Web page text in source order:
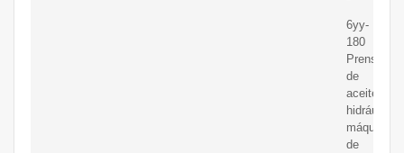
6yy-
180
Prensa
de
aceite
hidráulico
máquina
de